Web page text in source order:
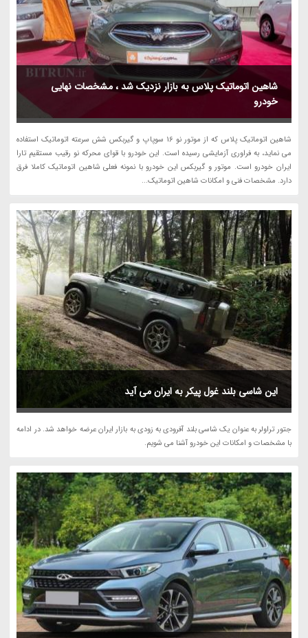
شاهین اتوماتیک پلاس به بازار نزدیک شد ، مشخصات نهایی
خودرو
شاهین اتوماتیک پلاس که از موتور نو 16 سوپاپ و گیربکس شش سرعته اتوماتیک استفاده
می نماید، به فراوری آزمایشی رسیده است. این خودرو با قوای محرکه نو رقیب مستقیم تارا
ایران خودرو است. موتور و گیربکس این خودرو با نمونه فعلی شاهین اتوماتیک کاملا فرق
دارد. مشخصات فنی و امکانات شاهین اتوماتیک...
این شاسی بلند غول پیکر به ایران می آید
جتور تراولر به عنوان یک شاسی بلند آفرودی به زودی به بازار ایران عرضه خواهد شد. در ادامه
با مشخصات و امکانات این خودرو آشنا می شویم.